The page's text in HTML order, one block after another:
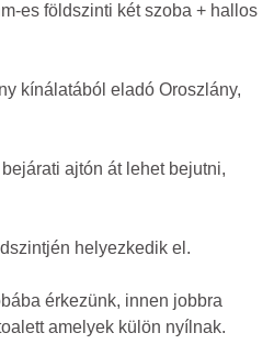
es földszinti két szoba + hallos
kínálatából eladó Oroszlány,
ajtón át lehet bejutni,
helyezkedik el.
érkezünk, innen jobbra
amelyek külön nyílnak.